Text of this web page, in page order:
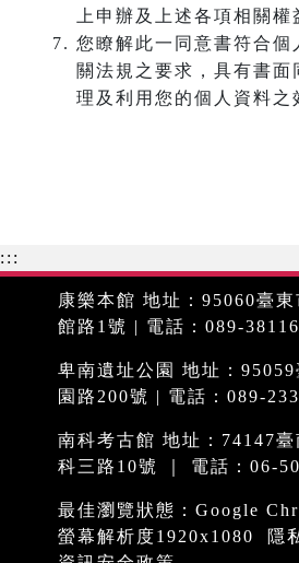
上申辦及上述各項相關權
您瞭解此一同意書符合個
關法規之要求，具有書面
理及利用您的個人資料之
:::
康樂本館 地址：95060臺
館路1號 | 電話：089-
卑南遺址公園 地址：
園路200號 | 電話：089-
南科考古館 地址：74147
科三路10號 ｜ 電話：06-
最佳瀏覽狀態：Google
螢幕解析度1920x1080
隱